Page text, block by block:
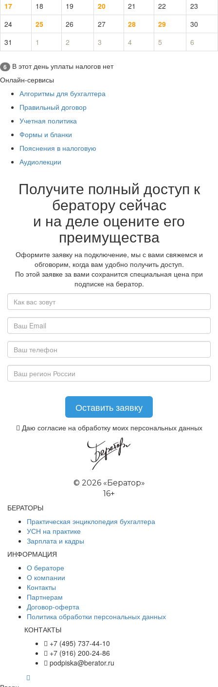
17
18 19 20 21 22
23
24
25 26 27 28 29
30
31
1 2 3 4 5 6
6
В этот день уплаты налогов нет
Онлайн-сервисы
Алгоритмы для бухгалтера
Правильный договор
Учетная политика
Формы и бланки
Пояснения в налоговую
Аудиолекции
Получите полный доступ к
бератору сейчас
и на деле оцените его
преимущества
Оформите заявку на подключение, мы с вами свяжемся и
обговорим, когда вам удобно получить доступ.
По этой заявке за вами сохранится специальная цена при
подписке на бератор.
Даю согласие на обработку моих персональных данных
© 2026 «Бератор»
16+
БЕРАТОРЫ
Практическая энциклопедия бухгалтера
УСН на практике
Зарплата и кадры
ИНФОРМАЦИЯ
О бераторе
О компании
Контакты
Партнерам
Договор-оферта
Политика обработки персональных данных
КОНТАКТЫ
+7 (495) 737-44-10
+7 (916) 200-24-86
podpiska@berator.ru